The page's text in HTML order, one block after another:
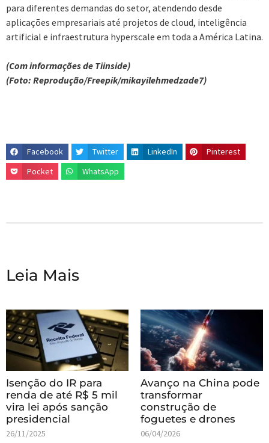
para diferentes demandas do setor, atendendo desde
aplicações empresariais até projetos de cloud, inteligência
artificial e infraestrutura hyperscale em toda a América Latina.
(Com informações de Tiinside)
(Foto: Reprodução/Freepik/mikayilehmedzade7)
Facebook Twitter LinkedIn
Pinterest
Pocket
WhatsApp
Leia Mais
Isenção do IR para
renda de até R$ 5 mil
vira lei após sanção
presidencial
26/11/2025
Avanço na China pode
transformar
construção de
foguetes e drones
06/04/2026